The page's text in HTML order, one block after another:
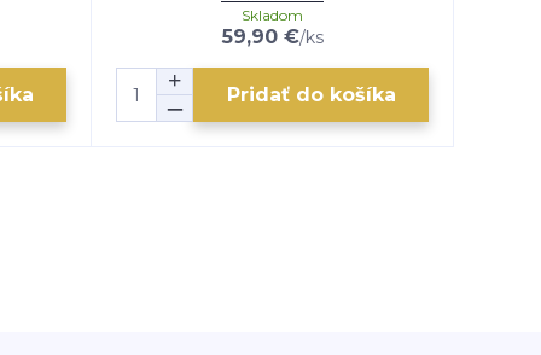
59,90 €/ks
Skladom
Pridať do košíka